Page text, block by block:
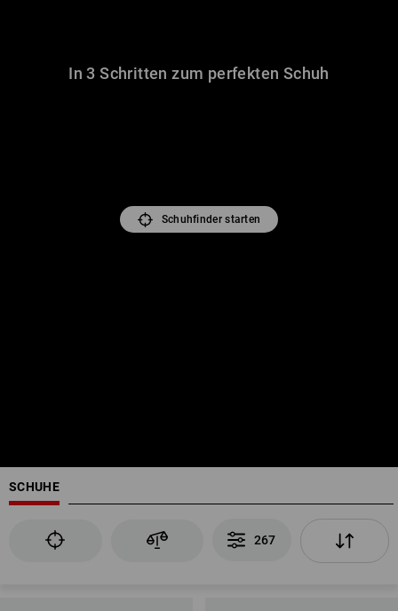
In 3 Schritten zum perfekten Schuh
Schuhfinder starten
SCHUHE
267